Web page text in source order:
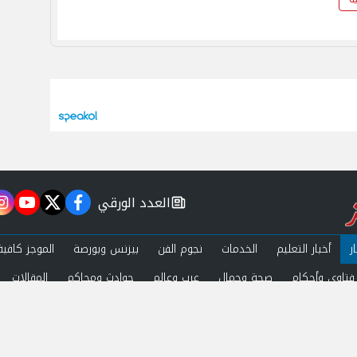
newspaper
العدد الورقي facebook
twitter
أخبار التعليم الخدمات نجوم الفن بيزنس وبورصة
الموجز
فتاوى وأحكام صحة وجمال عرب وعالم حوادث ومحاكم المقالات